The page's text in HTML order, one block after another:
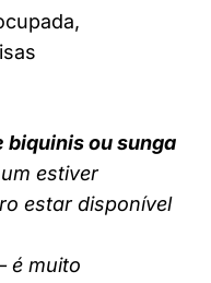
biquinis ou sunga
estiver
estar disponível
é muito